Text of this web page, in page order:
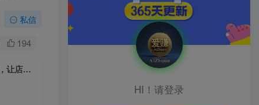
私信
194
（5501期）独立站-CRO优化特训营，独立站设计秘籍，打造高转化独立站，让店铺ROI翻倍
HI！请登录